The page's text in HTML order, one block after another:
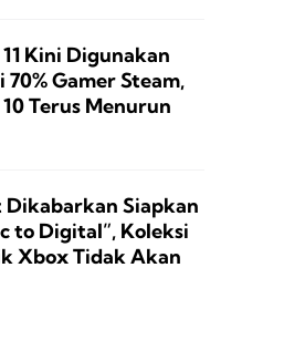
Kini Digunakan
70% Gamer Steam,
Terus Menurun
Siapkan
to Digital”, Koleksi
Xbox Tidak Akan